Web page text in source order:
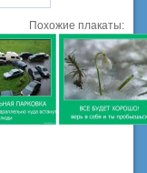
Похожие плакаты: